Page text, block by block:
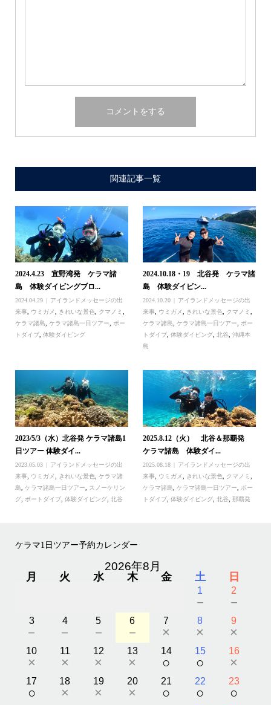
関連記事一覧
2024.4.23 宜野湾発 ケラマ諸
島 体験ダイビングブロ...
2024.04.29
アイランドメッセージの出
来事, ウミガメ, きれいな景色, クマノミ ,
ケラマ諸島, ケラマ諸島一日ツアー, ボー
トダイブ, 体験ダイビング
2024.10.18・19 北谷発 ケラマ諸
島 体験ダイビン...
2024.10.20
アイランドメッセージの出
来事, ウミガメ, きれいな景色, クマノミ,
ケラマ諸島,ケラマ諸島一日ツアー,ボー
トダイブ,体験ダイビング,北谷,沖縄本
島
2023/5/3（水）北谷発 ケラマ諸島1
日ツアー 体験ダイ...
2023.05.03
アイランドメッセージの出
来事, ウミガメ きれいな景色
ケラマ諸
島
ケラマ諸島一日ツアー
スノーケリン
グ, ボートダイブ, 体験ダイビング, 北谷
2025.8.12（火） 北谷＆那覇発
ケラマ諸島 体験ダイ...
2025.08.18
アイランドメッセージの出
来事
ウミガメ きれいな景色 クマノミ
ケラマ諸島
,ケラマ諸島一日ツアー
ボー
トダイブ ,体験ダイビング ,北谷 ,那覇発
ケラマ1日ツアー予約カレンダー
2026年8月
月 火 水 木 金 土 日
1
－
2
－
3
－
4
－
5
－
6
－
7
×
8
×
9
×
10
×
11
×
12
×
13
×
14
○
15
○
16
×
17
○
18
×
19
×
20
×
21
○
22
○
23
○